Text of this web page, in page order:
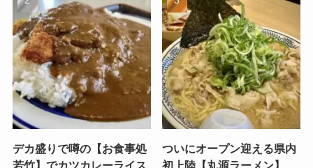
デカ盛りで噂の【お食事処
若竹】でカツカレーライス
ついにオープン迎える県内
初上陸【丸源ラーメン】